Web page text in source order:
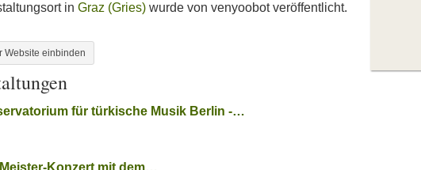
in Graz (Gries) wurde von venyoobot veröffentlicht.
Website einbinden
für türkische Musik Berlin -…
Konzert mit dem…